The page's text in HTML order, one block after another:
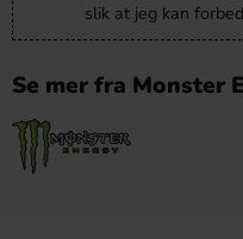
slik at jeg kan
Se mer fra Monster